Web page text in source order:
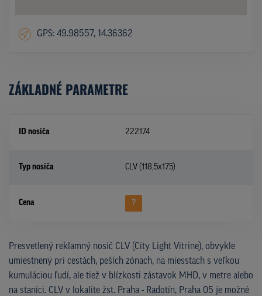
GPS: 49.98557, 14.36362
ZÁKLADNÉ PARAMETRE
ID nosiča 222174
Typ nosiča CLV (118,5x175)
Cena ?
Presvetlený reklamný nosič CLV (City Light Vitrine), obvykle
umiestnený pri cestách, peších zónach, na miesstach s veľkou
kumuláciou ľudí, ale tiež v blízkosti zástavok MHD, v metre alebo
na stanici. CLV v lokalite žst. Praha - Radotín, Praha 05 je možné